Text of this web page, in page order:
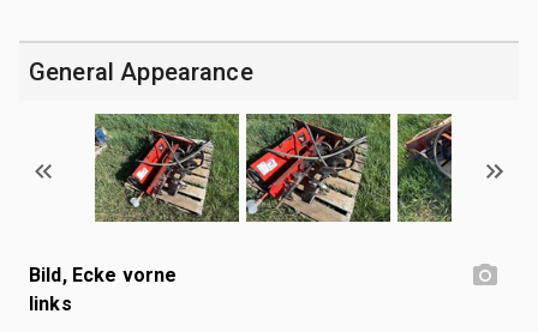
General Appearance
Bild, Ecke vorne
links